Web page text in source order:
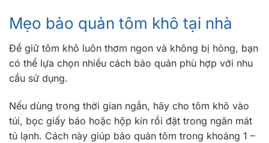
Mẹo bảo quản tôm khô tại nhà
Để giữ tôm khô luôn thơm ngon và không bị hỏng, bạn
có thể lựa chọn nhiều cách bảo quản phù hợp với nhu
cầu sử dụng.
Nếu dùng trong thời gian ngắn, hãy cho tôm khô vào
túi, bọc giấy báo hoặc hộp kín rồi đặt trong ngăn mát
tủ lạnh. Cách này giúp bảo quản tôm trong khoảng 1 –